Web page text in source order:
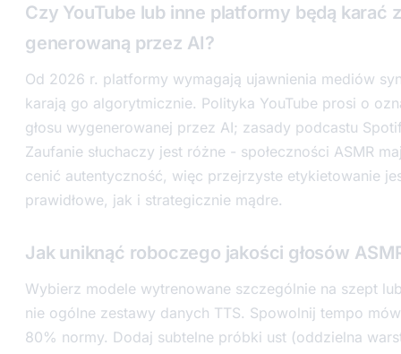
Czy YouTube lub inne platformy będą karać
generowaną przez AI?
Od 2026 r. platformy wymagają ujawnienia mediów
karają go algorytmicznie. Polityka YouTube prosi o
głosu wygenerowanej przez AI; zasady podcastu
Zaufanie słuchaczy jest różne - społeczności ASMR
cenić autentyczność, więc przejrzyste etykietowanie
prawidłowe, jak i strategicznie mądre.
Jak uniknąć roboczego jakości głosów
Wybierz modele wytrenowane szczególnie na szept
nie ogólne zestawy danych TTS. Spowolnij tempo
80% normy. Dodaj subtelne próbki ust (oddzielna